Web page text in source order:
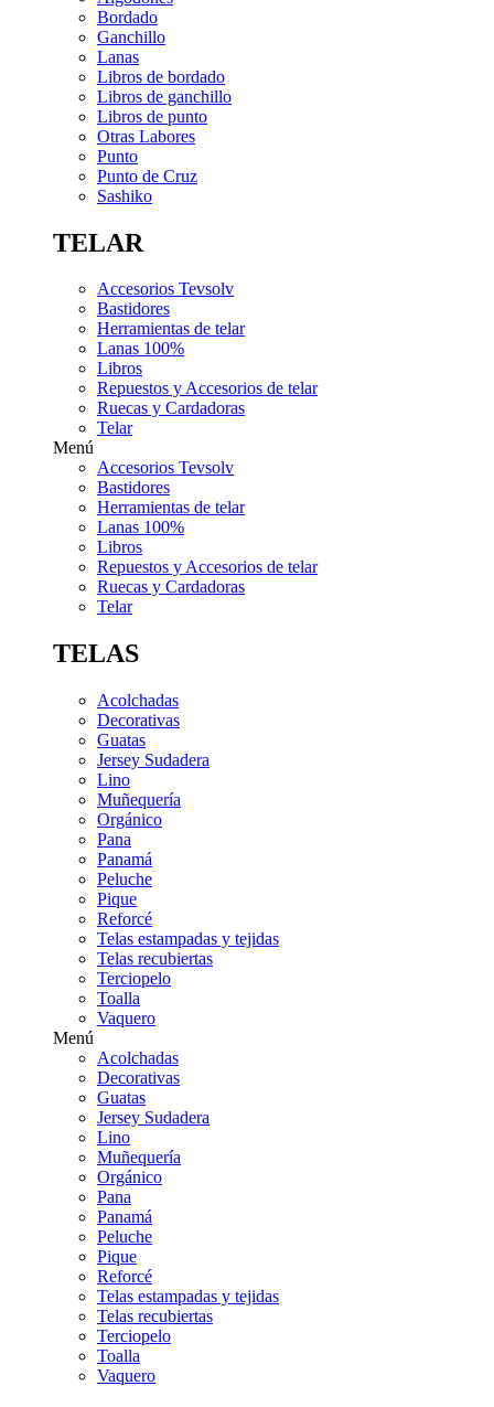
Bordado
Ganchillo
Lanas
Libros de bordado
Libros de ganchillo
Libros de punto
Otras Labores
Punto
Punto de Cruz
Sashiko
TELAR
Accesorios Tevsolv
Bastidores
Herramientas de telar
Lanas 100%
Libros
Repuestos y Accesorios de telar
Ruecas y Cardadoras
Telar
Menú
Accesorios Tevsolv
Bastidores
Herramientas de telar
Lanas 100%
Libros
Repuestos y Accesorios de telar
Ruecas y Cardadoras
Telar
TELAS
Acolchadas
Decorativas
Guatas
Jersey Sudadera
Lino
Muñequería
Orgánico
Pana
Panamá
Peluche
Pique
Reforcé
Telas estampadas y tejidas
Telas recubiertas
Terciopelo
Toalla
Vaquero
Menú
Acolchadas
Decorativas
Guatas
Jersey Sudadera
Lino
Muñequería
Orgánico
Pana
Panamá
Peluche
Pique
Reforcé
Telas estampadas y tejidas
Telas recubiertas
Terciopelo
Toalla
Vaquero